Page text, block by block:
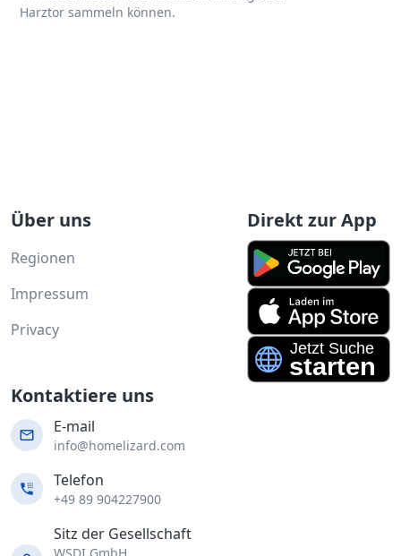
Harztor sammeln können.
Über uns
Regionen
Impressum
Privacy
Direkt zur App
Kontaktiere uns
E-mail
info@homelizard.com
Telefon
+49 89 904227900
Sitz der Gesellschaft